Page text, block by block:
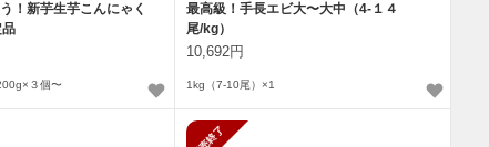
！新芋生芋こんにゃく
３個〜
最高級！手長エビ大〜大中（4-１４
尾/kg）
10,692円
1kg（7-10尾）×1